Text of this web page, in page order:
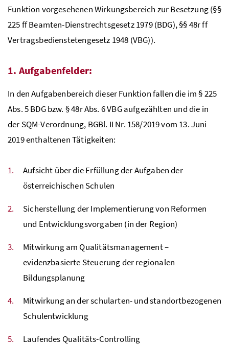
Funktion vorgesehenen Wirkungsbereich zur Besetzung (§§
225ffBeamten-Dienstrechtsgesetz 1979 (BDG), §§ 48rff
Vertragsbedienstetengesetz 1948 (VBG)).
1. Aufgabenfelder:
In den Aufgabenbereich dieser Funktion fallen die im § 225
Abs.5BDGbzw. § 48rAbs. 6VBGaufgezählten und die in
der SQM-Verordnung, BGBl. II Nr. 158/2019 vom 13. Juni
2019 enthaltenen Tätigkeiten:
Aufsicht über die Erfüllung der Aufgaben der
österreichischen Schulen
Sicherstellung der Implementierung von Reformen
und Entwicklungsvorgaben (in der Region)
Mitwirkung am Qualitätsmanagement –
evidenzbasierte Steuerung der regionalen
Bildungsplanung
Mitwirkung an der schularten- und standortbezogenen
Schulentwicklung
Laufendes Qualitäts-Controlling